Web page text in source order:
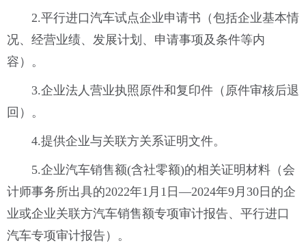
2.平行进口汽车试点企业申请书（包括企业基本情
况、经营业绩、发展计划、申请事项及条件等内
容）。
3.企业法人营业执照原件和复印件（原件审核后退
回）。
4.提供企业与关联方关系证明文件。
5.企业汽车销售额(含社零额)的相关证明材料（会
计师事务所出具的2022年1月1日—2024年9月30日的企
业或企业关联方汽车销售额专项审计报告、平行进口
汽车专项审计报告）。